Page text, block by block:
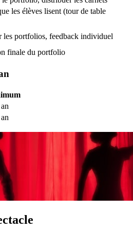
les élèves lisent (tour de table
les portfolios, feedback individuel
finale du portfolio